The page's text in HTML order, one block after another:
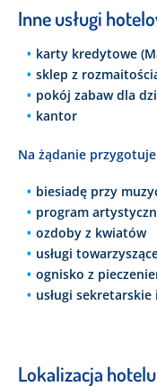
Inne usługi
karty kredytowe
sklep z
pokój zabaw dla
kantor
Na żądanie
biesiadę przy
program
ozdoby z kwiatów
usługi
ognisko z
usługi sekretarskie
Lokalizacja